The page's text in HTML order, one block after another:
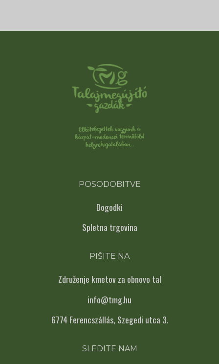
POSODOBITVE
Dogodki
Spletna trgovina
PIŠITE NA
Združenje kmetov za obnovo tal
info@tmg.hu
6774 Ferencszállás, Szegedi utca 3.
SLEDITE NAM